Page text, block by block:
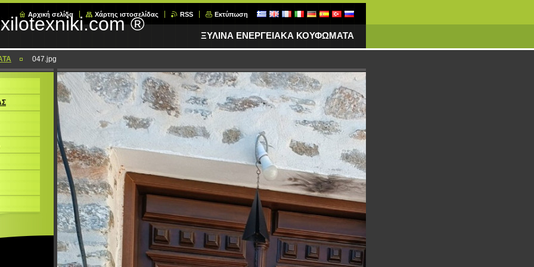
®
Αρχική σελίδα Χάρτης ιστοσελίδας RSS Εκτύπωση
ΞΥΛΙΝΑ ΕΝΕΡΓΕΙΑΚΑ ΚΟΥΦΩΜΑΤΑ
047.jpg